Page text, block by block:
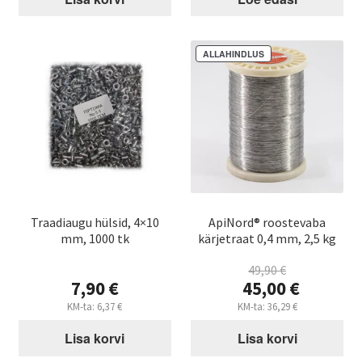
Traadiaugu hülsid, 4×10
mm, 1000 tk
7,90€
KM-ta: 6,37€
Lisa korvi
ApiNord® roostevaba
kärjetraat 0,4 mm, 2,5 kg
ALLAHINDLUS
49,90€
Algne
hind
oli:
49,90 €.
45,00€
Praegune
on:
KM-ta: 36,29€
Lisa korvi